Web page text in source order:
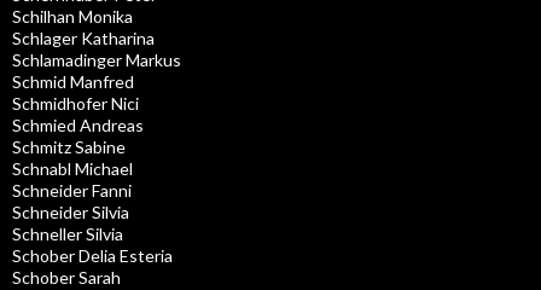
Schilhan Monika
Schlager Katharina
Schlamadinger Markus
Schmid Manfred
Schmidhofer Nici
Schmied Andreas
Schmitz Sabine
Schnabl Michael
Schneider Fanni
Schneider Silvia
Schneller Silvia
Schober Delia Esteria
Schober Sarah